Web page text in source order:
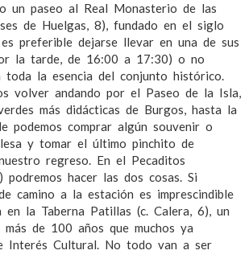
un paseo al Real Monasterio de las
de Huelgas, 8), fundado en el siglo
preferible dejarse llevar en una de sus
la tarde, de 16:00 a 17:30) o no
toda la esencia del conjunto histórico.
volver andando por el Paseo de la Isla,
más didácticas de Burgos, hasta la
podemos comprar algún souvenir o
y tomar el último pinchito de
regreso. En el Pecaditos
podremos hacer las dos cosas. Si
camino a la estación es imprescindible
en la Taberna Patillas (c. Calera, 6), un
más de 100 años que muchos ya
Interés Cultural. No todo van a ser